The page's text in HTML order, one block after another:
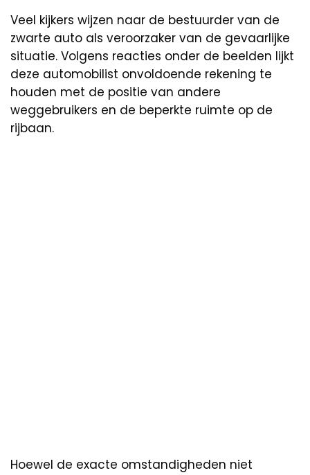
Veel kijkers wijzen naar de bestuurder van de
zwarte auto als veroorzaker van de gevaarlijke
situatie. Volgens reacties onder de beelden lijkt
deze automobilist onvoldoende rekening te
houden met de positie van andere
weggebruikers en de beperkte ruimte op de
rijbaan.
Hoewel de exacte omstandigheden niet